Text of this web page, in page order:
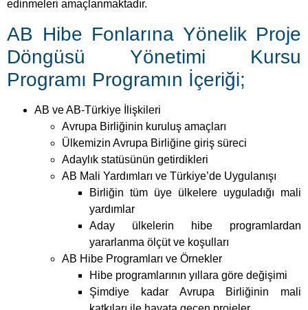
Ülkemizin Avrupa Birliğine giriş süreci
AB Mali Yardımları ve Türkiye’de Uygulanışı
Birliğin tüm üye ülkelere uyguladığı mali
yardımlar
Aday ülkelerin hibe programlardan
yararlanma ölçüt ve koşulları
AB Hibe Programları ve Örnekler
Hibe programlarının yıllara göre değişimi
Şimdiye kadar Avrupa Birliğinin mali
katkıları ile hayata geçen projeler
Ülkemiz kamuoyunda yankı bulmuş Avrupa
Birliği destekli projeler
Proje Tanıtımı ve Yönetimi
Tanımlama
I-Proje nedir?
II- Proje yönetimi nedir?
III-Proje döngüsü nedir?